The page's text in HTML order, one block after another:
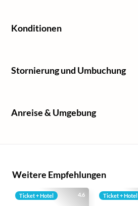
Konditionen
Stornierung und Umbuchung
Anreise & Umgebung
Weitere Empfehlungen
4.6
Ticket + Hotel Ticket + Hotel